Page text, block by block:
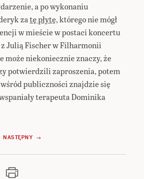
a po wykonaniu
zatę płytę, którego nie mógł
w mieście w postaci koncertu
Julią Fischer w Filharmonii
może niekoniecznie znaczy, że
potwierdzili zaproszenia, potem
publiczności znajdzie się
terapeuta Dominika
NASTĘPNY →